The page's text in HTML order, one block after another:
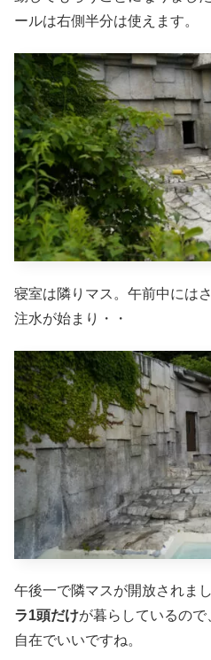
ールは右側半分は使えます。
寝室は隣りマス。午前中には
注水が始まり・・
午後一で隣マスが開放されま
ラ1頭だけが暮らしているの
自在でいいですね。